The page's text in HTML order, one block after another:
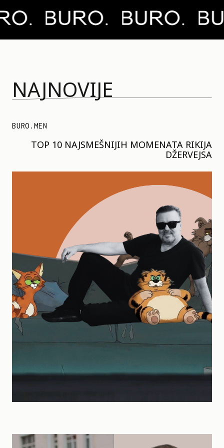
NAJNOVIJE
BURO.MEN
TOP 10 NAJSMEŠNIJIH MOMENATA RIKIJA
DŽERVEJSA